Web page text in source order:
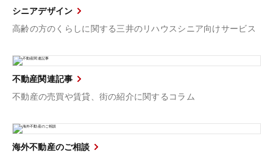
シニアデザイン
高齢の方のくらしに関する三井のリハウスシニア向けサービス
不動産関連記事
不動産の売買や賃貸、街の紹介に関するコラム
海外不動産のご相談